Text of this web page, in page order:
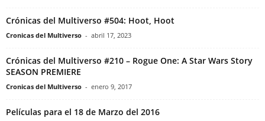
Crónicas del Multiverso #504: Hoot, Hoot
Cronicas del Multiverso - abril 17, 2023
Crónicas del Multiverso #210 – Rogue One: A Star Wars Story
SEASON PREMIERE
Cronicas del Multiverso - enero 9, 2017
Películas para el 18 de Marzo del 2016